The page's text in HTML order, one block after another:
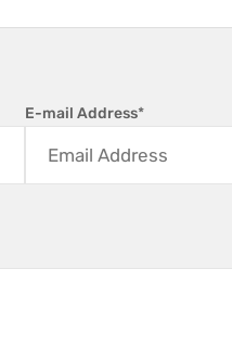
E-mail Address*